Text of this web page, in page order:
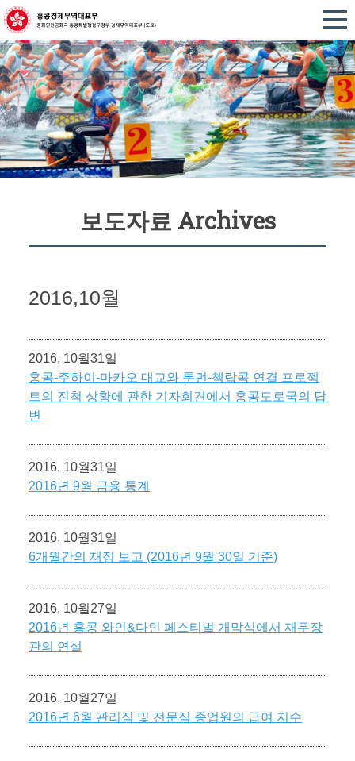
보도자료 Archives
2016,10월
2016, 10월31일
홍콩-주하이-마카오 대교와 툰먼-첵랍콕 연결 프로젝
트의 진척 상황에 관한 기자회견에서 홍콩도로국의 답
변
2016, 10월31일
2016년 9월 금융 통계
2016, 10월31일
6개월간의 재정 보고 (2016년 9월 30일 기준)
2016, 10월27일
2016년 홍콩 와인&다인 페스티벌 개막식에서 재무장
관의 연설
2016, 10월27일
2016년 6월 관리직 및 전문직 종업원의 급여 지수